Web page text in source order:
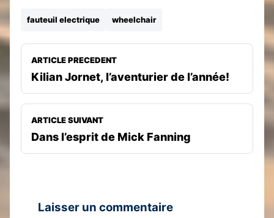
fauteuil electrique wheelchair
ARTICLE PRECEDENT
Kilian Jornet, l’aventurier de l’année!
ARTICLE SUIVANT
Dans l’esprit de Mick Fanning
Laisser un commentaire